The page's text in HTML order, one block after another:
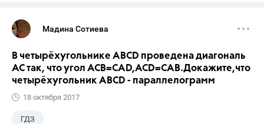
Мадина Сотиева
В четырёхугольнике ABCD проведена диагональ
AC так, что угол ACB=CAD,ACD=CAB.Докажите,что
четырёхугольник ABCD - параллелограмм
18 октября 2017
ГДЗ